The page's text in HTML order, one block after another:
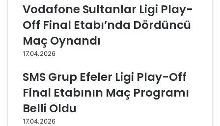
u
n
u
n
d
ğ
u
m
g
ü
V
o
l
d
Vodafone Sultanlar Ligi Play-
Off Final Etabı’nda Dördüncü
Maç Oynandı
17.04.2026
SMS Grup Efeler Ligi Play-Off
Final Etabının Maç Programı
Belli Oldu
17.04.2026